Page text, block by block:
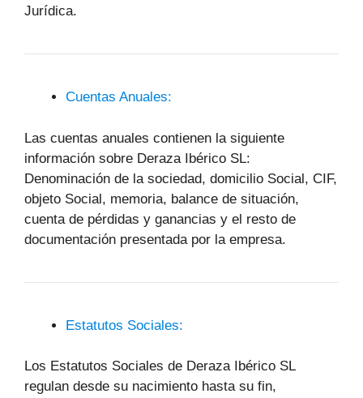
Jurídica.
Cuentas Anuales:
Las cuentas anuales contienen la siguiente
información sobre Deraza Ibérico SL:
Denominación de la sociedad, domicilio Social, CIF,
objeto Social, memoria, balance de situación,
cuenta de pérdidas y ganancias y el resto de
documentación presentada por la empresa.
Estatutos Sociales:
Los Estatutos Sociales de Deraza Ibérico SL
regulan desde su nacimiento hasta su fin,